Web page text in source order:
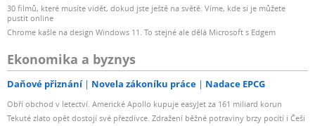
30 filmů, které musíte vidět, dokud jste ještě na světě. Víme, kde si je můžete
pustit online
Chrome kašle na design Windows 11. To stejné ale dělá Microsoft s Edgem
Ekonomika a byznys
Daňové přiznání Novela zákoníku práce Nadace EPCG
Obří obchod v letectví. Americké Apollo kupuje easyJet za 161 miliard korun
Tekuté zlato opět dostojí své přezdívce. Zdražení běžné potraviny brzy pocítí i Češi